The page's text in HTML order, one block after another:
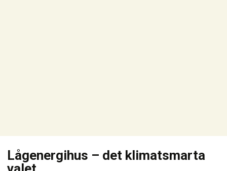
Lågenergihus – det klimatsmarta